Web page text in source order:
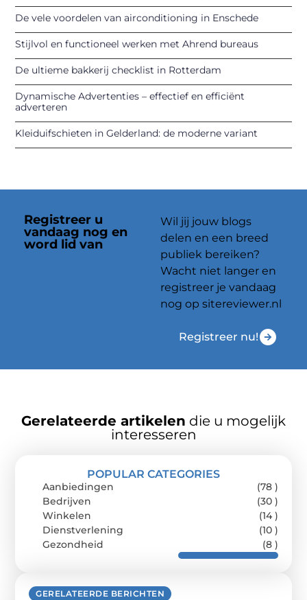
De vele voordelen van airconditioning in Enschede
Stijlvol en functioneel werken met Ahrend bureaus
De ultieme bakkerij checklist in Rotterdam
Dynamische Advertenties – effectief en efficiënt
adverteren
Kleiduifschieten in Gelderland: de moderne variant
Registreer u
vandaag nog en
word lid van
Wil jij jouw blogs
delen en een breed
publiek bereiken?
Wacht niet langer en
registreer je vandaag
nog op sitereviewer.nl
Registreer nu!
Gerelateerde artikelen die u mogelijk
interesseren
GERELATEERDE BERICHTEN
POPULAR CATEGORIES
Aanbiedingen
(78 )
Bedrijven
(30 )
Winkelen
(14 )
Dienstverlening
(10 )
Gezondheid
(8 )